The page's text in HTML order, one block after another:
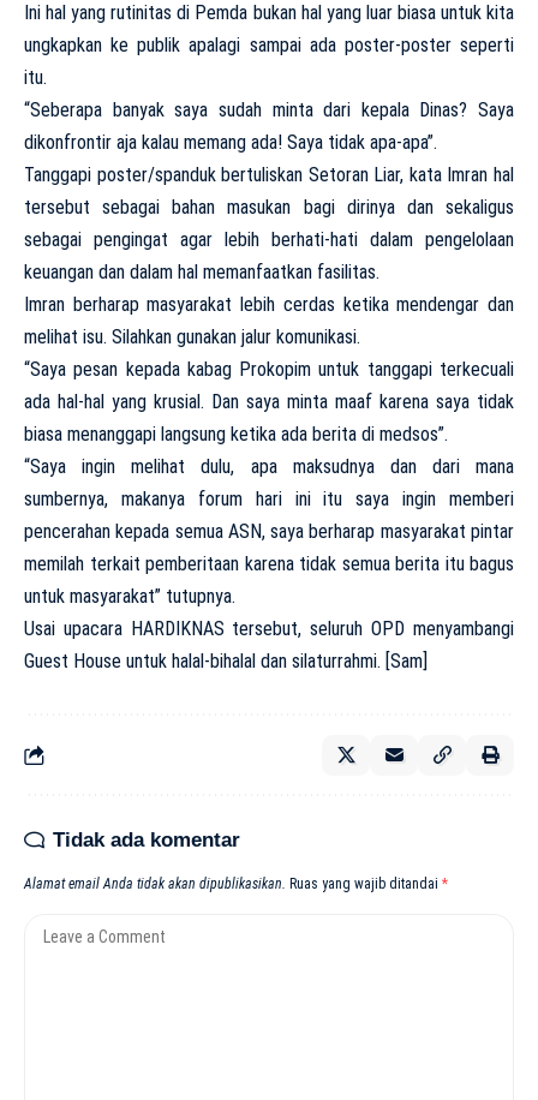
Ini hal yang rutinitas di Pemda bukan hal yang luar biasa untuk kita
ungkapkan ke publik apalagi sampai ada poster-poster seperti
itu.
“Seberapa banyak saya sudah minta dari kepala Dinas? Saya
dikonfrontir aja kalau memang ada! Saya tidak apa-apa”.
Tanggapi poster/spanduk bertuliskan Setoran Liar, kata Imran hal
tersebut sebagai bahan masukan bagi dirinya dan sekaligus
sebagai pengingat agar lebih berhati-hati dalam pengelolaan
keuangan dan dalam hal memanfaatkan fasilitas.
Imran berharap masyarakat lebih cerdas ketika mendengar dan
melihat isu. Silahkan gunakan jalur komunikasi.
“Saya pesan kepada kabag Prokopim untuk tanggapi terkecuali
ada hal-hal yang krusial. Dan saya minta maaf karena saya tidak
biasa menanggapi langsung ketika ada berita di medsos”.
“Saya ingin melihat dulu, apa maksudnya dan dari mana
sumbernya, makanya forum hari ini itu saya ingin memberi
pencerahan kepada semua ASN, saya berharap masyarakat pintar
memilah terkait pemberitaan karena tidak semua berita itu bagus
untuk masyarakat” tutupnya.
Usai upacara HARDIKNAS tersebut, seluruh OPD menyambangi
Guest House untuk halal-bihalal dan silaturrahmi. [Sam]
Tidak ada komentar
Alamat email Anda tidak akan dipublikasikan. Ruas yang wajib ditandai *